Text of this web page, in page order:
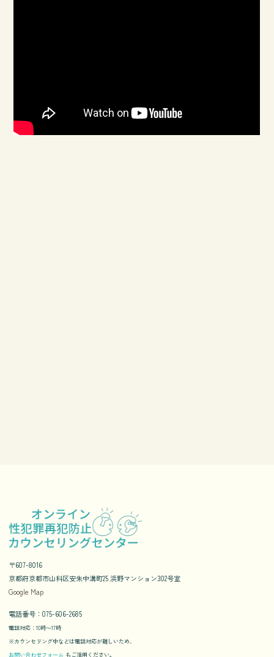
〒607-8016
京都府京都市山科区安朱中溝町25 浜野マンション302号室
Google Map
電話番号：075-606-2685
電話対応：10時〜17時
※カウンセリング中などは電話対応が難しいため、
お問い合わせフォーム もご活用ください。